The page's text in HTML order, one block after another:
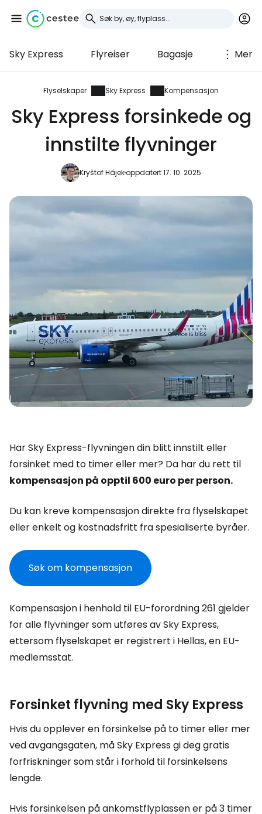
Sky Express Flyreiser Bagasje Mer
Flyselskaper Sky Express Kompensasjon
Sky Express forsinkede og
innstilte flyvninger
Kryštof Hájekoppdatert 17. 10. 2025
Har Sky Express-flyvningen din blitt innstilt eller
forsinket med to timer eller mer? Da har du rett til
kompensasjon på opptil 600 euro per person.
Du kan kreve kompensasjon direkte fra flyselskapet
eller enkelt og kostnadsfritt fra spesialiserte byråer.
Søk om kompensasjon
Kompensasjon i henhold til EU-forordning 261 gjelder
for alle flyvninger som utføres av Sky Express,
ettersom flyselskapet er registrert i Hellas, en EU-
medlemsstat.
Forsinket flyvning med Sky Express
Hvis du opplever en forsinkelse på to timer eller mer
ved avgangsgaten, må Sky Express gi deg gratis
forfriskninger som står i forhold til forsinkelsens
lengde.
Hvis forsinkelsen på ankomstflyplassen er på 3 timer
Logg inn på Cestee
... det verdensomspennende
Fortsett med Google
Fortsett med e-post